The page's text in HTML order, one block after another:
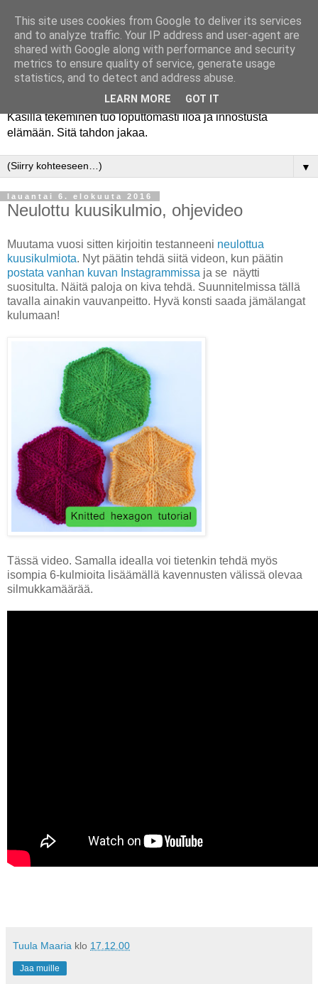
Käsillä tekeminen tuo loputtomasti iloa ja innostusta
elämään. Sitä tahdon jakaa.
▼
lauantai 6. elokuuta 2016
Neulottu kuusikulmio, ohjevideo
Muutama vuosi sitten kirjoitin testanneeni neulottua
kuusikulmiota. Nyt päätin tehdä siitä videon, kun päätin
postata vanhan kuvan Instagrammissa ja se näytti
suositulta. Näitä paloja on kiva tehdä. Suunnitelmissa tällä
tavalla ainakin vauvanpeitto. Hyvä konsti saada jämälangat
kulumaan!
Tässä video. Samalla idealla voi tietenkin tehdä myös
isompia 6-kulmioita lisäämällä kavennusten välissä olevaa
silmukkamäärää.
Tuula Maaria klo 17.12.00
Jaa muille
This site uses cookies from Google to deliver its services
and to analyze traffic. Your IP address and user-agent are
shared with Google along with performance and security
metrics to ensure quality of service, generate usage
statistics, and to detect and address abuse.
LEARN MORE GOT IT